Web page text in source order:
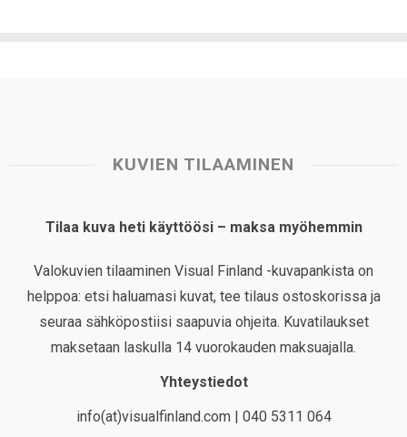
KUVIEN TILAAMINEN
Tilaa kuva heti käyttöösi – maksa myöhemmin
Valokuvien tilaaminen Visual Finland -kuvapankista on
helppoa: etsi haluamasi kuvat, tee tilaus ostoskorissa ja
seuraa sähköpostiisi saapuvia ohjeita. Kuvatilaukset
maksetaan laskulla 14 vuorokauden maksuajalla.
Yhteystiedot
info(at)visualfinland.com | 040 5311 064